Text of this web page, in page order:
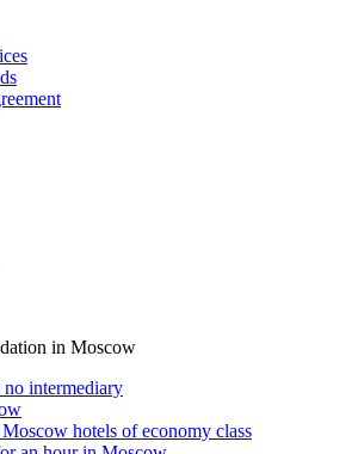
in Moscow
intermediary
hotels of economy class